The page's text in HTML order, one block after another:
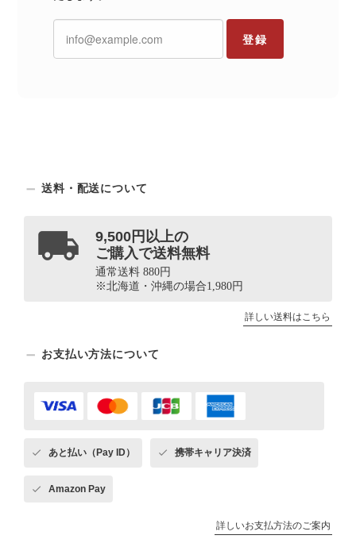
登録
送料・配送について
9,500円以上の
ご購入で送料無料
通常送料 880円
※北海道・沖縄の場合1,980円
詳しい送料はこちら
お支払い方法について
あと払い（Pay ID） 携帯キャリア決済
Amazon Pay
詳しいお支払方法のご案内